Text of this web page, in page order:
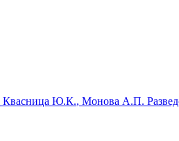
Квасница Ю.К., Монова А.П.